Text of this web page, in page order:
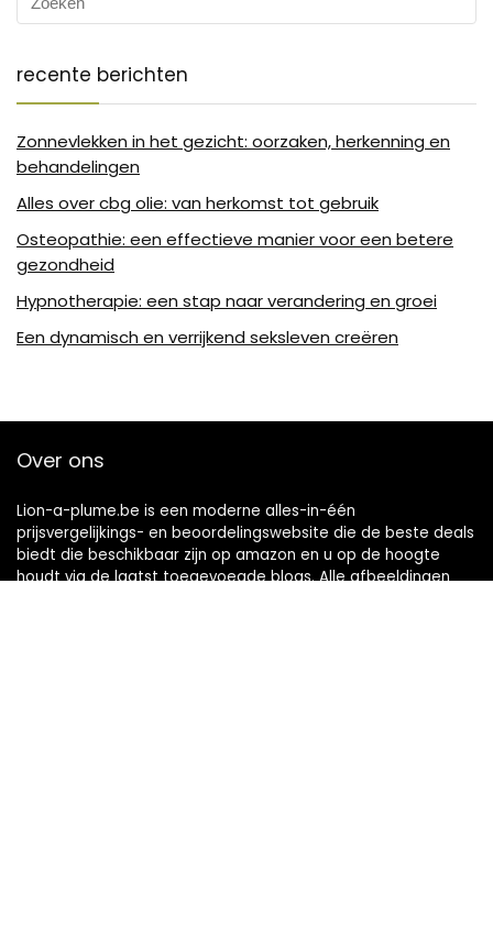
recente berichten
Zonnevlekken in het gezicht: oorzaken, herkenning en
behandelingen
Alles over cbg olie: van herkomst tot gebruik
Osteopathie: een effectieve manier voor een betere
gezondheid
Hypnotherapie: een stap naar verandering en groei
Een dynamisch en verrijkend seksleven creëren
Over ons
Lion-a-plume.be is een moderne alles-in-één
prijsvergelijkings- en beoordelingswebsite die de beste deals
biedt die beschikbaar zijn op amazon en u op de hoogte
houdt via de laatst toegevoegde blogs. Alle afbeeldingen